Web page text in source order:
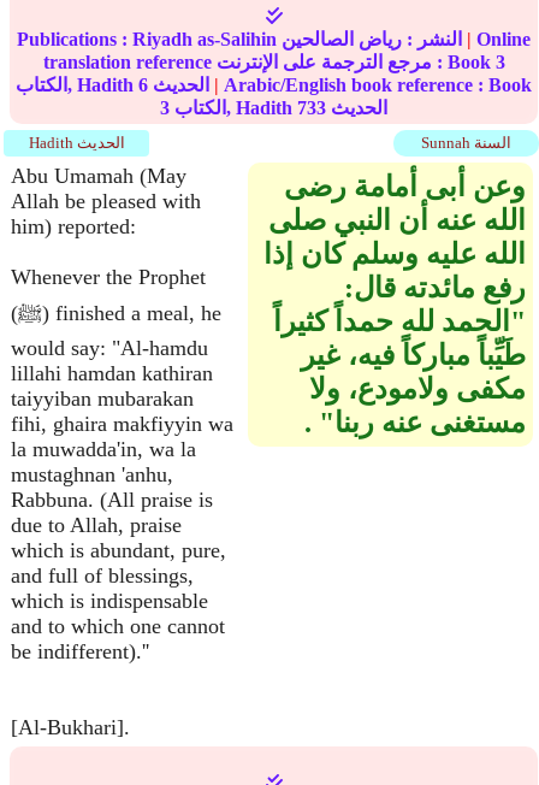
Publications : Riyadh as-Salihin النشر : رياض الصالحين | Online
translation reference مرجع الترجمة على الإنترنت : Book 3
الكتاب, Hadith 6 | Arabic/English book reference : Book
3
الكتاب, Hadith 733 الحديث
Sunnah السنة Hadith الحديث
Abu Umamah (May
Allah be pleased with
him) reported:
Whenever the Prophet
(ﷺ) finished a meal, he
would say: "Al-hamdu
lillahi hamdan kathiran
taiyyiban mubarakan
fihi, ghaira makfiyyin wa
la muwadda'in, wa la
mustaghnan 'anhu,
Rabbuna. (All praise is
due to Allah, praise
which is abundant, pure,
and full of blessings,
which is indispensable
and to which one cannot
be indifferent).''
[Al-Bukhari].
وعن أبى أمامة رضى
الله عنه أن النبي صلى
الله عليه وسلم كان إذا
رفع مائدته قال‏:‏ ‏
"‏الحمد لله حمداً كثيراً
طَيِّباً مباركاً فيه، غير
مكفى ولامودع، ولا
مستغنى عنه ربنا‏"‏ ‏‏.‏